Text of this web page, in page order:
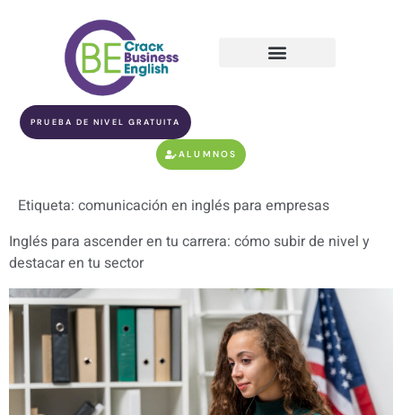
PRUEBA DE NIVEL GRATUITA
ALUMNOS
Etiqueta: comunicación en inglés para empresas
Inglés para ascender en tu carrera: cómo subir de nivel y
destacar en tu sector